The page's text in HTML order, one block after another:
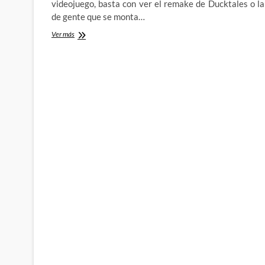
videojuego, basta con ver el remake de Ducktales o la
de gente que se monta…
Ver másGone